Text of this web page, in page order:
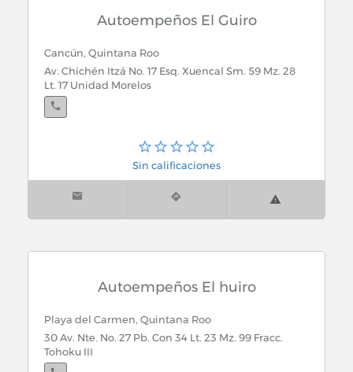
Playa del Carmen, Quintana Roo
30 Av. Calle 42 Col. Zazil-Ha
Playa del Carmen, Quintana Roo
Av. Mision del Carmen Lte 02 Col. Nueva Creación
Autoempeños El Guiro
Cancún, Quintana Roo
Av. Chichén Itzá No. 17 Esq. Xuencal Sm. 59 Mz. 28
Lt. 17 Unidad Morelos
Sin calificaciones
Autoempeños El huiro
Playa del Carmen, Quintana Roo
30 Av. Nte. No. 27 Pb. Con 34 Lt. 23 Mz. 99 Fracc.
Tohoku III